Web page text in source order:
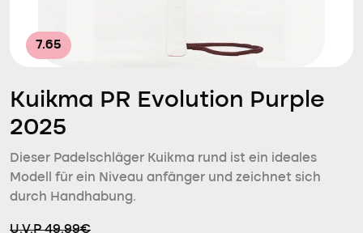
7.65
Kuikma PR Evolution Purple
2025
Dieser Padelschläger Kuikma rund ist ein ideales
Modell für ein Niveau anfänger und zeichnet sich
durch Handhabung.
U.V.P 49.99€